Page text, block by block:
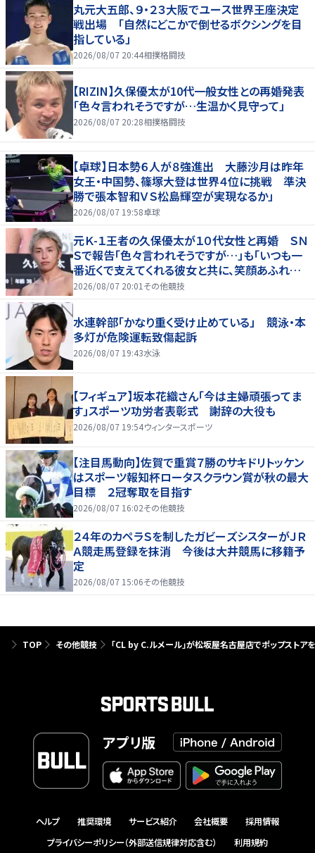
丸元大五郎、９・２３大阪でユース世界王座決定
戦出場 「自然にどこかで倒せるボクシングを目
指している」
2026/08/07 20:44相撲格闘技
【RIZIN】久保優太が10代一般女性との再婚発表
「色々言われそうですが…生温かく見守って」
2026/08/07 20:28相撲格闘技
【卓球】日本勢６人が８強進出 大藤沙月は昨年
女王・中国勢、篠塚大登は世界４位に挑戦 準決
勝で張本智和ＶＳ松島輝空が実現なるか」
2026/08/07 19:58卓球
元Ｋ-１王者の久保優太が１０代女性と再婚 ＳＮ
Ｓで報告「色々言われそうですが…」も「いつも一
番近くで支えてくれる彼女と共に、笑顔あふれる
家庭を築いていきたい」
2026/08/07 20:01 その他競技
水連幹部「かなり重く受け止めている」 競泳・本
多灯が危険運転致傷起訴
2026/08/07 19:43水泳
【フィギュア】坂本花織さん「今は主婦頑張ってま
す」スポーツ功労者表彰式 謝辞の大役も
2026/08/07 19:54ウィンタースポーツ
【注目馬動向】佐賀で重賞７勝のサキドリトッケン
はスポーツ報知杯ロータスクラウン賞が秋の最大
目標 ２冠奪取を目指す
2026/08/07 16:02その他競技
２４年のカペラＳを制したガビーズシスターがＪＲ
Ａ競走馬登録を抹消 今後は大井競馬に移籍予
定
2026/08/07 15:06その他競技
TOP その他競技 「CL by C.ルメール」が松坂屋名古屋店でポップストア
アプリ版
ヘルプ 推奨環境 サービス紹介 会社概要
採用情報
プライバシーポリシー（外部送信規律対応含む）
利用規約